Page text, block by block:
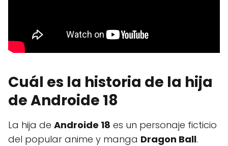
Cuál es la historia de la hija
de Androide 18
La hija de Androide 18 es un personaje ficticio
del popular anime y manga Dragon Ball.